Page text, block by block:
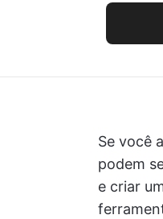
Se você
podem
e criar